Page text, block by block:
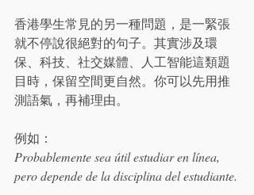
香港學生常見的另一種問題，是一緊張
就不停說很絕對的句子。其實涉及環
保、科技、社交媒體、人工智能這類題
目時，保留空間更自然。你可以先用推
測語氣，再補理由。
Probablemente sea útil estudiar en línea,
pero depende de la disciplina del estudiante.